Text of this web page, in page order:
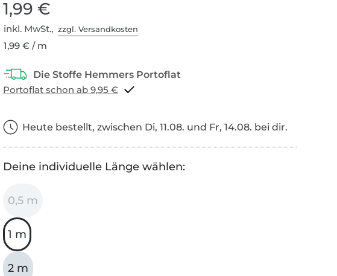
1,99 €
inkl. MwSt.,zzgl. Versandkosten
1,99 € / m
Portoflat schon ab 9,95 €
Heute bestellt, zwischen Di, 11.08. und Fr, 14.08. bei dir.
Deine individuelle Länge wählen:
0,5 m
1 m
2 m